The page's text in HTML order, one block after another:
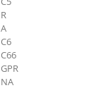
R
A
C6
C66
GPR
NA